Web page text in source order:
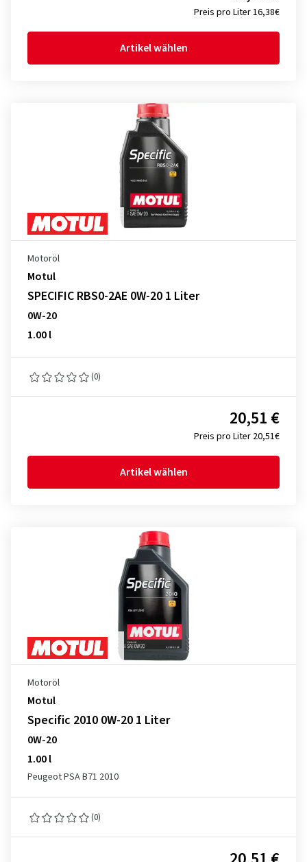
Preis pro Liter 16,38€
Artikel wählen
Motoröl
Motul
SPECIFIC RBS0-2AE 0W-20 1 Liter
0W-20
1.00 l
(0)
Preis pro Liter 20,51€
20,51 €
Artikel wählen
Motoröl
Motul
Specific 2010 0W-20 1 Liter
0W-20
1.00 l
Peugeot PSA B71 2010
(0)